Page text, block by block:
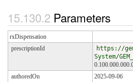
Parameters
rxDispensation
prescriptionId
https://
System/
authoredOn
2025-09-06